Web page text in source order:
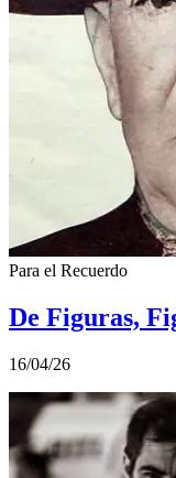
Para el Recuerdo
De Figuras,
16/04/26